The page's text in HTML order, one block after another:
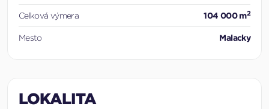
Celková výmera 104 000 m2
Mesto Malacky
LOKALITA